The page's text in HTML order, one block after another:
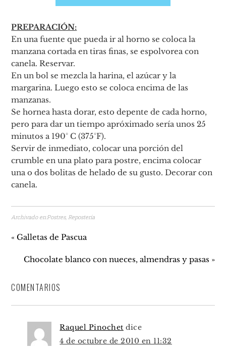
PREPARACIÓN:
En una fuente que pueda ir al horno se coloca la
manzana cortada en tiras finas, se espolvorea con
canela. Reservar.
En un bol se mezcla la harina, el azúcar y la
margarina. Luego esto se coloca encima de las
manzanas.
Se hornea hasta dorar, esto depente de cada horno,
pero para dar un tiempo apróximado sería unos 25
minutos a 190° C (375°F).
Servir de inmediato, colocar una porción del
crumble en una plato para postre, encima colocar
una o dos bolitas de helado de su gusto. Decorar con
canela.
Archivado en:Postres, Repostería
« Galletas de Pascua
Chocolate blanco con nueces, almendras y pasas »
COMENTARIOS
Raquel Pinochet dice
4 de octubre de 2010 en 11:32